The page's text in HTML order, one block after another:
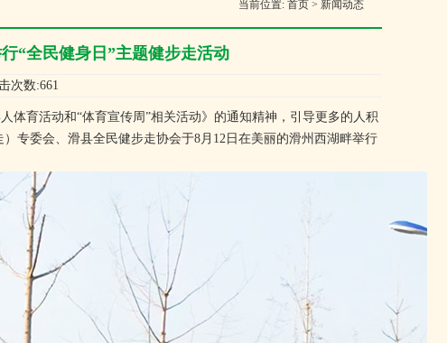
当前位置: 首页 > 新闻动态
“全民健身日”主题健步走活动
次数:661
育活动和“体育宣传周”相关活动》的通知精神，引导更多的人积
专委会、滑县全民健步走协会于8月12日在美丽的滑州西湖畔举行